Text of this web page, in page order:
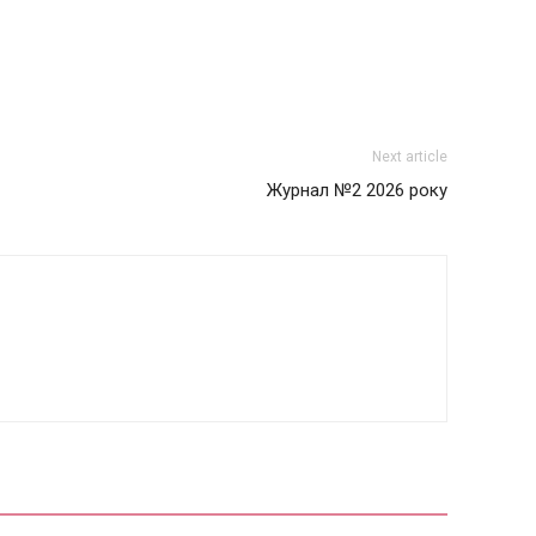
Next article
Журнал №2 2026 року